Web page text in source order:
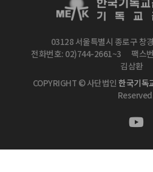
03128 서울특별시 종로구 창
전화번호: 02)744-2661~3
팩스
김삼환
COPYRIGHT © 사단법인한국기독